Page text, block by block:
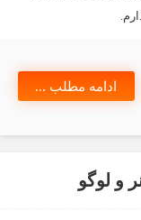
ادامه مطلب ...
و لوگو